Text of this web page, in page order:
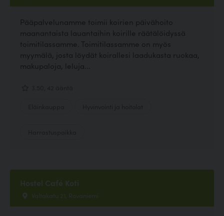
Pääpalvelunamme toimii koirien päivähoito
maanantaista lauantaihin koirille räätälöidyssä
toimitilassamme. Toimitilassamme on myös
myymälä, josta löydät koirallesi laadukasta ruokaa,
makupaloja, leluja...
Hostel Café Koti
Valtakatu 21, Rovaniemi